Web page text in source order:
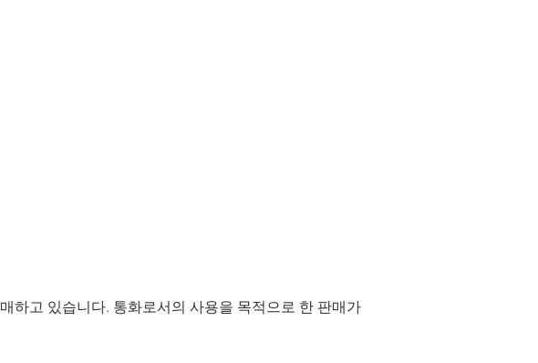
하고 있습니다. 통화로서의 사용을 목적으로 한 판매가